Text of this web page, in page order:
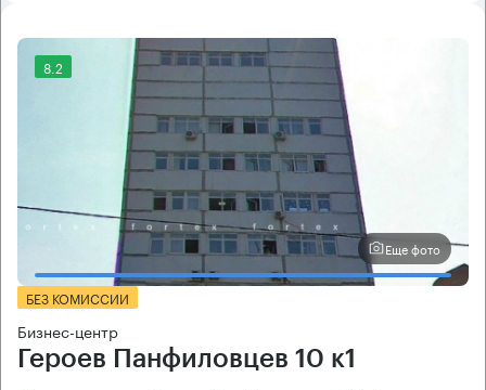
8.2
Еще фото
БЕЗ КОМИССИИ
Бизнес-центр
Героев Панфиловцев 10 к1